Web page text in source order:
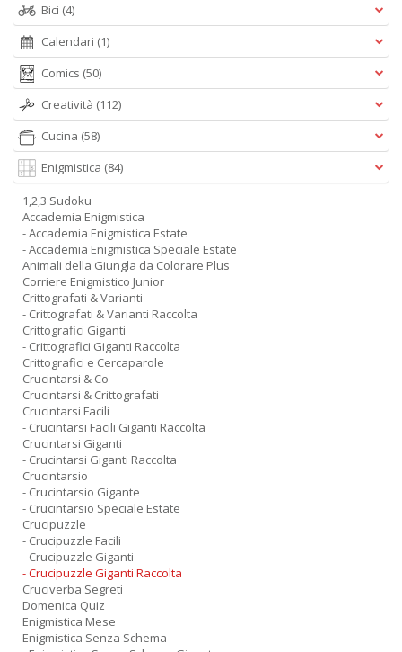
Bici (4)
Calendari (1)
Comics (50)
Creatività (112)
Cucina (58)
Enigmistica (84)
1,2,3 Sudoku
Accademia Enigmistica
- Accademia Enigmistica Estate
- Accademia Enigmistica Speciale Estate
Animali della Giungla da Colorare Plus
Corriere Enigmistico Junior
Crittografati & Varianti
- Crittografati & Varianti Raccolta
Crittografici Giganti
- Crittografici Giganti Raccolta
Crittografici e Cercaparole
Crucintarsi & Co
Crucintarsi & Crittografati
Crucintarsi Facili
- Crucintarsi Facili Giganti Raccolta
Crucintarsi Giganti
- Crucintarsi Giganti Raccolta
Crucintarsio
- Crucintarsio Gigante
- Crucintarsio Speciale Estate
Crucipuzzle
- Crucipuzzle Facili
- Crucipuzzle Giganti
- Crucipuzzle Giganti Raccolta
Cruciverba Segreti
Domenica Quiz
Enigmistica Mese
Enigmistica Senza Schema